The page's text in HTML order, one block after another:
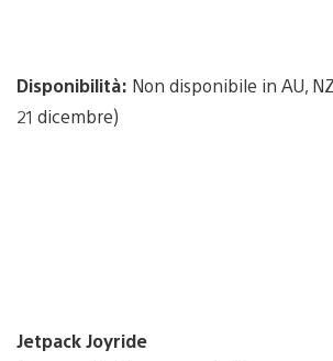
Disponibilità: Non disponibile in AU,
21 dicembre)
Jetpack Joyride